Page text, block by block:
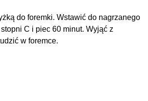
do foremki. Wstawić do nagrzanego
C i piec 60 minut. Wyjąć z
w foremce.